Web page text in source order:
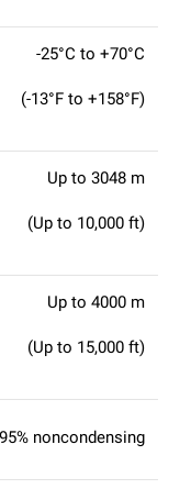
-25°C to +70°C
(-13°F to +158°F)
Up to 3048 m
(Up to 10,000 ft)
Up to 4000 m
(Up to 15,000 ft)
noncondensing